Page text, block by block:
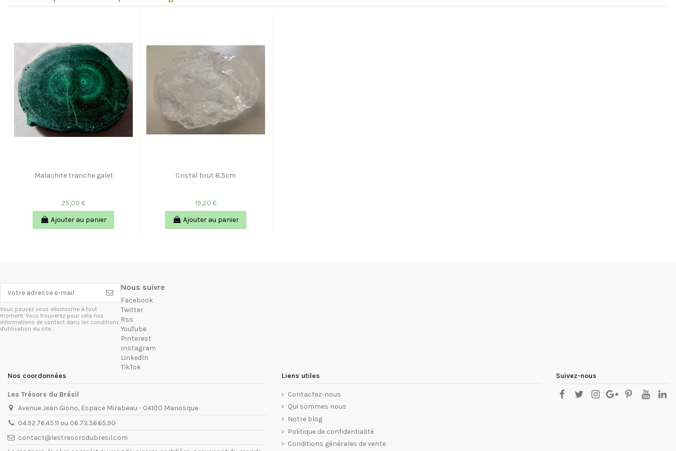
Malachite tranche galet
25,00 €
Ajouter au panier
Cristal brut 8,5cm
19,20 €
Ajouter au panier
Vous pouvez vous désinscrire à tout
moment. Vous trouverez pour cela nos
informations de contact dans les conditions
d'utilisation du site.
Nous suivre
Facebook
Twitter
Rss
YouTube
Pinterest
Instagram
LinkedIn
TikTok
Nos coordonnées
Les Trésors du Brésil
Avenue Jean Giono, Espace Mirabeau - 04100 Manosque
04.92.76.45.11 ou 06.73.56.65.90
contact@lestresorsdubresil.com
Liens utiles
Contactez-nous
Qui sommes nous
Notre blog
Politique de confidentialité
Conditions générales de vente
Suivez-nous